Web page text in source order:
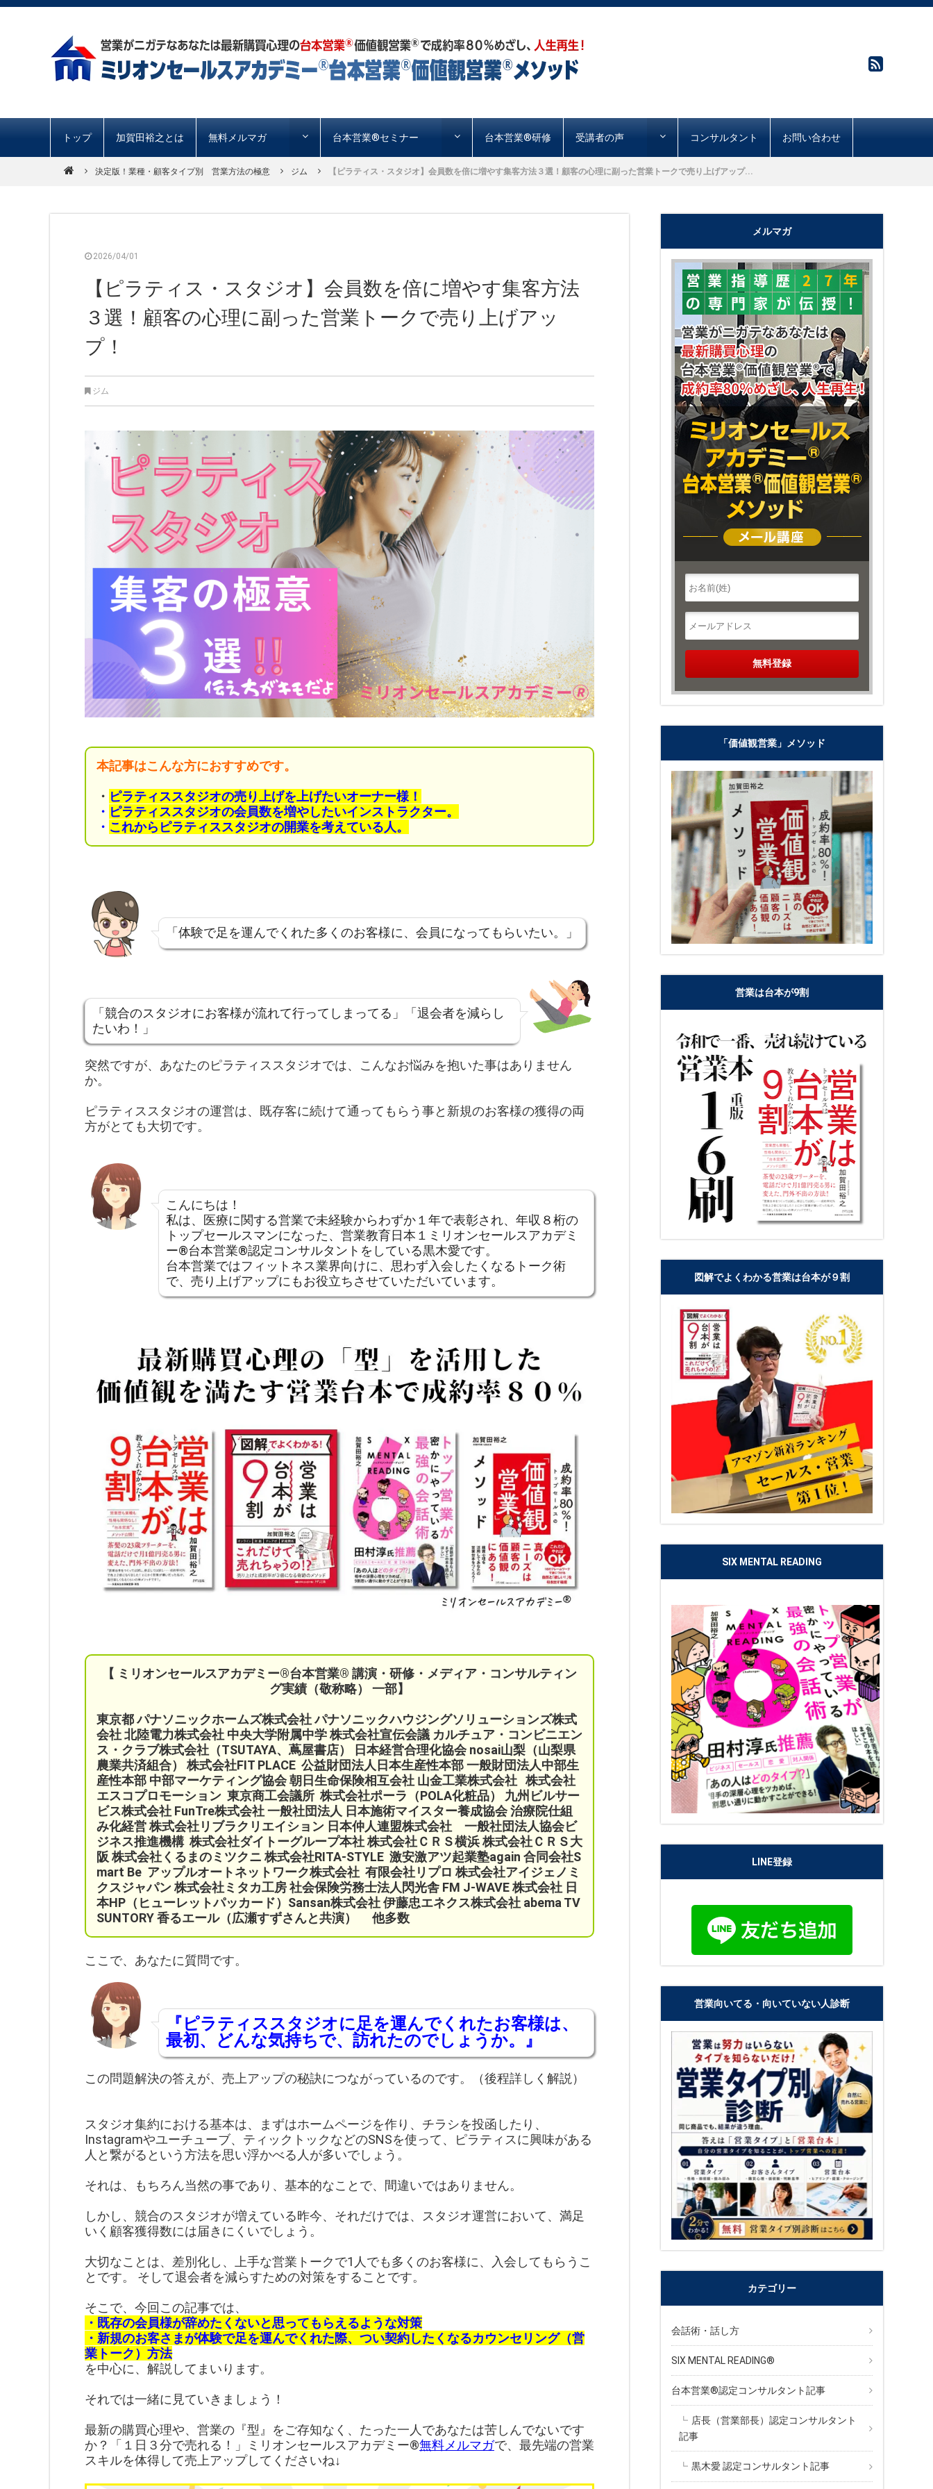
トップ 加賀田裕之とは 無料メルマガ 台本営業®︎セミナー 台本営業®︎研修 受講者の声 コンサルタント お問い合わせ
決定版！業種・顧客タイプ別 営業方法の極意 ジム 【ピラティス・スタジオ】会員数を倍に増やす集客方法３選！顧客の心理に副った営業トークで売り上げアップ...
2026/04/01
【ピラティス・スタジオ】会員数を倍に増やす集客方法
３選！顧客の心理に副った営業トークで売り上げアッ
プ！
ジム
本記事はこんな方におすすめです。
・ ピラティススタジオの売り上げを上げたいオーナー様！
・ ピラティススタジオの会員数を増やしたいインストラクター。
・ これからピラティススタジオの開業を考えている人。
「体験で足を運んでくれた多くのお客様に、会員になってもらいたい。」
「競合のスタジオにお客様が流れて行ってしまってる」「退会者を減らし
たいわ！」
突然ですが、あなたのピラティススタジオでは、こんなお悩みを抱いた事はありません
か。
ピラティススタジオの運営は、既存客に続けて通ってもらう事と新規のお客様の獲得の両
方がとても大切です。
こんにちは！
私は、医療に関する営業で未経験からわずか１年で表彰され、年収８桁の
トップセールスマンになった、営業教育日本１ミリオンセールスアカデミ
ー®︎台本営業®︎認定コンサルタントをしている黒木愛です。
台本営業ではフィットネス業界向けに、思わず入会したくなるトーク術
で、売り上げアップにもお役立ちさせていただいています。
【 ミリオンセールスアカデミー®︎台本営業®︎ 講演・研修・メディア・コンサルティン
グ実績（敬称略） 一部】
東京都 パナソニックホームズ株式会社 パナソニックハウジングソリューションズ株式
会社 北陸電力株式会社 中央大学附属中学 株式会社宣伝会議 カルチュア・コンビニエン
ス・クラブ株式会社（TSUTAYA、蔦屋書店）
日本経営合理化協会nosai山梨（山梨県
農業共済組合）株式会社FIT PLACE 公益財団法人日本生産性本部一般財団法人中部生
産性本部 中部マーケティング協会朝日生命保険相互会社 山金工業株式会社株式会社
エスコプロモーション 東京商工会議所 株式会社ポーラ（POLA化粧品）
九州ビルサー
ビス株式会社 FunTre株式会社一般社団法人 日本施術マイスター養成協会 治療院仕組
み化経営株式会社リブラクリエイション 日本仲人連盟株式会社 一般社団法人協会ビ
ジネス推進機構 株式会社ダイトーグループ本社 株式会社ＣＲＳ横浜 株式会社ＣＲＳ大
阪 株式会社くるまのミツクニ株式会社RITA-STYLE 激安激アツ起業塾again 合同会社S
mart Be アップルオートネットワーク株式会社 有限会社リプロ 株式会社アイジェノミ
クスジャパン 株式会社ミタカ工房 社会保険労務士法人閃光舎 FM J-WAVE 株式会社 日
本HP（ヒューレットパッカード）Sansan株式会社 伊藤忠エネクス株式会社 abema TV
SUNTORY 香るエール（広瀬すずさんと共演） 他多数
ここで、あなたに質問です。
『ピラティススタジオに足を運んでくれたお客様は、
最初、どんな気持ちで、訪れたのでしょうか。』
この問題解決の答えが、売上アップの秘訣につながっているのです。（後程詳しく解説）
スタジオ集約における基本は、まずはホームページを作り、チラシを投函したり、
Instagramやユーチューブ、ティックトックなどのSNSを使って、ピラティスに興味がある
人と繋がるという方法を思い浮かべる人が多いでしょう。
それは、もちろん当然の事であり、基本的なことで、間違いではありません。
しかし、競合のスタジオが増えている昨今、それだけでは、スタジオ運営において、満足
いく顧客獲得数には届きにくいでしょう。
大切なことは、差別化し、上手な営業トークで1人でも多くのお客様に、入会してもらうこ
とです。 そして退会者を減らすための対策をすることです。
そこで、今回この記事では、
・ 既存の会員様が辞めたくないと思ってもらえるような対策
・新規のお客さまが体験で足を運んでくれた際、つい契約したくなるカウンセリング（営
業トーク）方法
を中心に、解説してまいります。
それでは一緒に見ていきましょう！
最新の購買心理や、営業の『型』をご存知なく、たった一人であなたは苦しんでないです
か？「１日３分で売れる！」ミリオンセールスアカデミー®︎無料メルマガで、最先端の営業
スキルを体得して売上アップしてくださいね↓
メルマガ
「価値観営業」メソッド
営業は台本が9割
図解でよくわかる営業は台本が９割
SIX MENTAL READING
LINE登録
営業向いてる・向いていない人診断
カテゴリー
会話術・話し方
SIX MENTAL READING®︎
台本営業®︎認定コンサルタント記事
店長（営業部長）認定コンサルタント
記事
黒木愛 認定コンサルタント記事